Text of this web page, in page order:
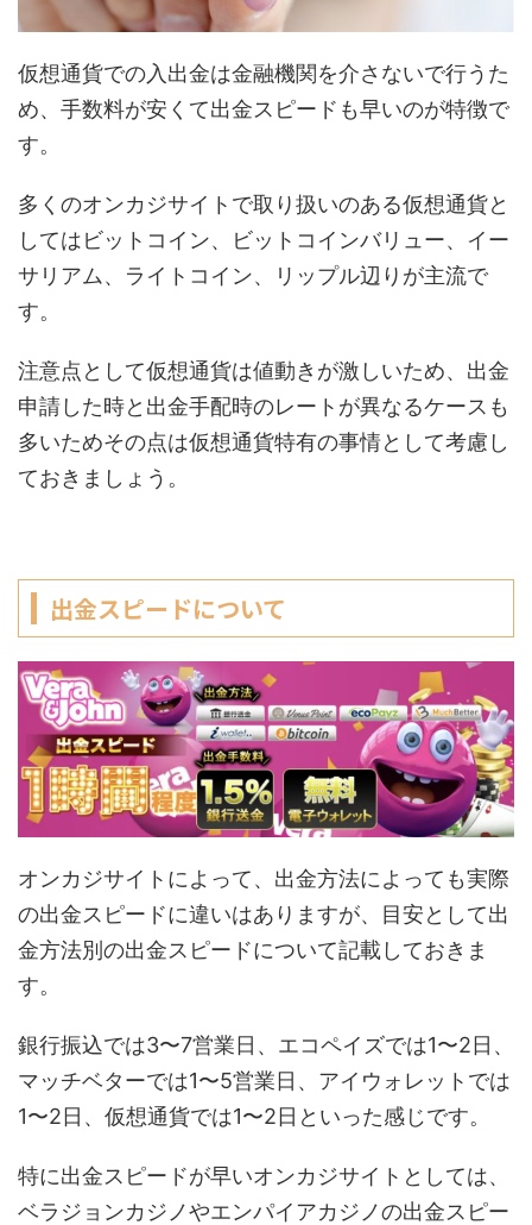
仮想通貨での入出金は金融機関を介さないで行うた
め、手数料が安くて出金スピードも早いのが特徴で
す。
多くのオンカジサイトで取り扱いのある仮想通貨と
してはビットコイン、ビットコインバリュー、イー
サリアム、ライトコイン、リップル辺りが主流で
す。
注意点として仮想通貨は値動きが激しいため、出金
申請した時と出金手配時のレートが異なるケースも
多いためその点は仮想通貨特有の事情として考慮し
ておきましょう。
出金スピードについて
オンカジサイトによって、出金方法によっても実際
の出金スピードに違いはありますが、目安として出
金方法別の出金スピードについて記載しておきま
す。
銀行振込では3〜7営業日、エコペイズでは1〜2日、
マッチベターでは1〜5営業日、アイウォレットでは
1〜2日、仮想通貨では1〜2日といった感じです。
特に出金スピードが早いオンカジサイトとしては、
ベラジョンカジノやエンパイアカジノの出金スピー